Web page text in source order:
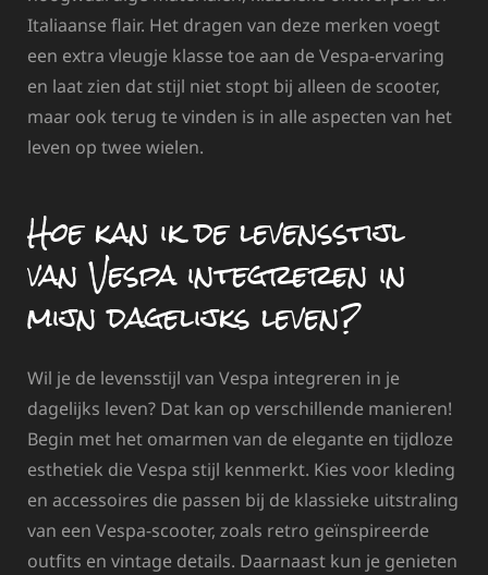
Italiaanse flair. Het dragen van deze merken voegt
een extra vleugje klasse toe aan de Vespa-ervaring
en laat zien dat stijl niet stopt bij alleen de scooter,
maar ook terug te vinden is in alle aspecten van het
leven op twee wielen.
Hoe kan ik de levensstijl
van Vespa integreren in
mijn dagelijks leven?
Wil je de levensstijl van Vespa integreren in je
dagelijks leven? Dat kan op verschillende manieren!
Begin met het omarmen van de elegante en tijdloze
esthetiek die Vespa stijl kenmerkt. Kies voor kleding
en accessoires die passen bij de klassieke uitstraling
van een Vespa-scooter, zoals retro geïnspireerde
outfits en vintage details. Daarnaast kun je genieten